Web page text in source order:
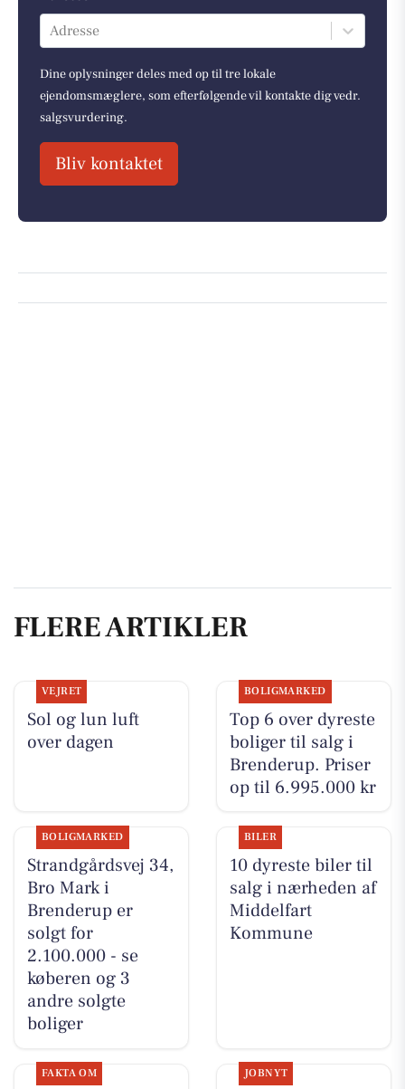
Adresse
Dine oplysninger deles med op til tre lokale
ejendomsmæglere, som efterfølgende vil kontakte dig vedr.
salgsvurdering.
Bliv kontaktet
FLERE ARTIKLER
VEJRET
Sol og lun luft
over dagen
BOLIGMARKED
Top 6 over dyreste
boliger til salg i
Brenderup. Priser
op til 6.995.000 kr
BOLIGMARKED
Strandgårdsvej 34,
Bro Mark i
Brenderup er
solgt for
2.100.000 - se
køberen og 3
andre solgte
boliger
BILER
10 dyreste biler til
salg i nærheden af
Middelfart
Kommune
FAKTA OM JOBNYT